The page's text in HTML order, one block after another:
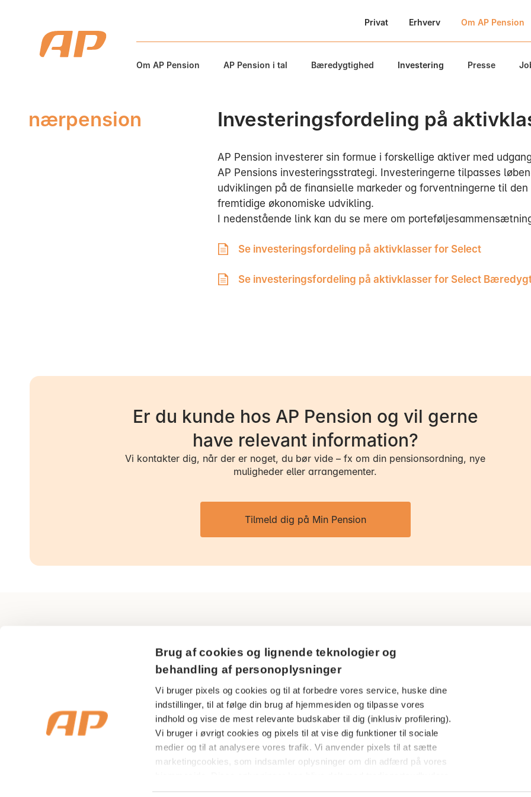
Brug af cookies og lignende teknologier og
behandling af personoplysninger
Vi bruger pixels og cookies og til at forbedre vores service, huske dine
indstillinger, til at følge din brug af hjemmesiden og tilpasse vores
indhold og vise de mest relevante budskaber til dig (inklusiv profilering).
Vi bruger i øvrigt cookies og pixels til at vise dig funktioner til sociale
medier og til at analysere vores trafik. Vi anvender pixels til at sætte
marketingcookies, som indsamler oplysninger om din adfærd på vores
Privat Erhverv Om AP Pension
Om AP Pension AP Pension i tal Bæredygtighed Investering Presse
nærpension Investeringsfordeling på
AP Pension investerer sin formue i forskellige aktiver med
AP Pensions investeringsstrategi. Investeringerne tilpasses
udviklingen på de finansielle markeder og forventningerne til den
fremtidige økonomiske udvikling.
I nedenstående link kan du se mere om
Se investeringsfordeling på aktivklasser for Select
Se investeringsfordeling på aktivklasser for Select
Er du kunde hos AP Pension og vil gerne
have relevant information?
Vi kontakter dig, når der er noget, du bør vide – fx om din pensionsordning, nye
muligheder eller arrangementer.
Tilmeld dig på Min Pension
Ring til os
Åbningstider
Man-tors: 09.00-16.00
Fredag: 09.00-15.00
Følg os her
AP Pension
Sundkrogsgade 29
2150 Nordhavn
CVR nr 18 53 08 99